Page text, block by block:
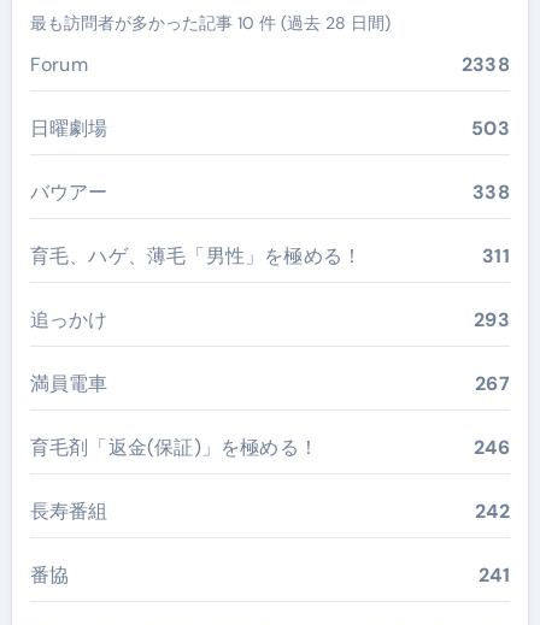
最も訪問者が多かった記事 10 件 (過去 28 日間)
Forum 2338
日曜劇場 503
バウアー 338
育毛、ハゲ、薄毛「男性」を極める！ 311
追っかけ 293
満員電車 267
育毛剤「返金(保証)」を極める！ 246
長寿番組 242
番協 241